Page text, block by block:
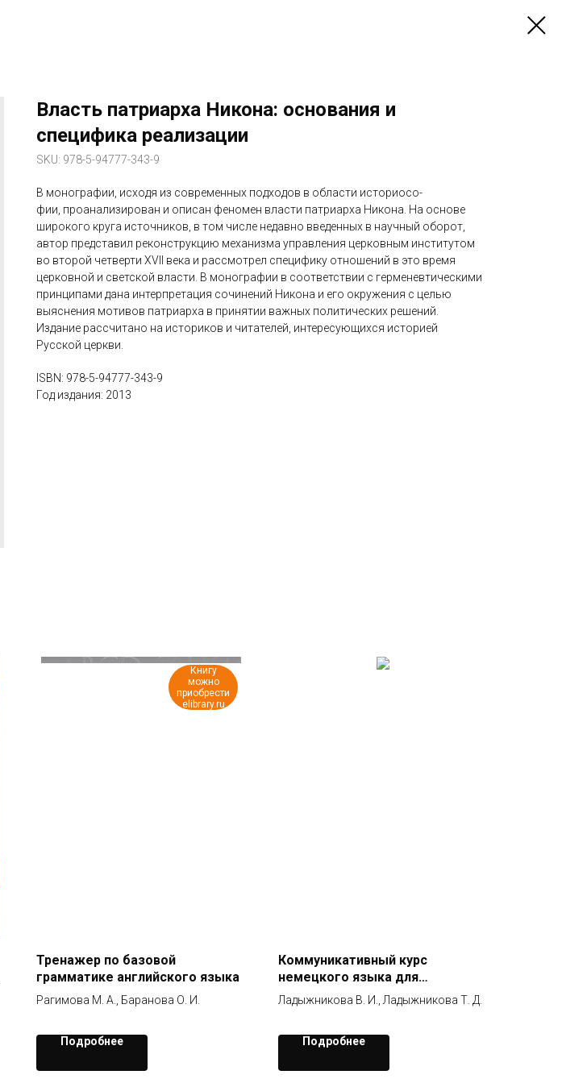
Власть патриарха Никона: основания и
специфика реализации
SKU: 978-5-94777-343-9
В монографии, исходя из современных подходов в области историосо-
фии, проанализирован и описан феномен власти патриарха Никона. На основе
широкого круга источников, в том числе недавно введенных в научный оборот,
автор представил реконструкцию механизма управления церковным институтом
во второй четверти XVII века и рассмотрел специфику отношений в это время
церковной и светской власти. В монографии в соответствии с герменевтическими
принципами дана интерпретация сочинений Никона и его окружения с целью
выяснения мотивов патриарха в принятии важных политических решений.
Издание рассчитано на историков и читателей, интересующихся историей
Русской церкви.
ISBN: 978-5-94777-343-9
Год издания: 2013
Книгу
можно
приобрести
elibrary.ru
Тренажер по базовой
грамматике английского языка
Рагимова М. А., Баранова О. И.
Подробнее
Коммуникативный курс
немецкого языка для
начинающих: дополнительная
общеразвивиющая программа
Ладыжникова В. И., Ладыжникова Т. Д.
Подробнее